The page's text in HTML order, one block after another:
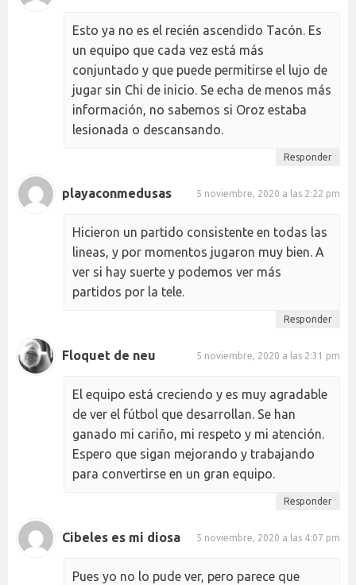
Esto ya no es el recién ascendido Tacón. Es
un equipo que cada vez está más
conjuntado y que puede permitirse el lujo de
jugar sin Chi de inicio. Se echa de menos más
información, no sabemos si Oroz estaba
lesionada o descansando.
Responder
playaconmedusas 5 noviembre, 2020 a las 2:22 pm
Hicieron un partido consistente en todas las
lineas, y por momentos jugaron muy bien. A
ver si hay suerte y podemos ver más
partidos por la tele.
Responder
Floquet de neu 5 noviembre, 2020 a las 2:31 pm
El equipo está creciendo y es muy agradable
de ver el fútbol que desarrollan. Se han
ganado mi cariño, mi respeto y mi atención.
Espero que sigan mejorando y trabajando
para convertirse en un gran equipo.
Responder
Cibeles es mi diosa 5 noviembre, 2020 a las 4:07 pm
Pues yo no lo pude ver, pero parece que